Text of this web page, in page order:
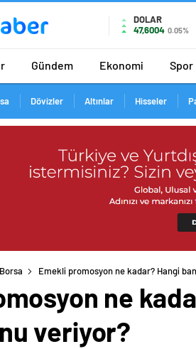
DOLAR
47,6004 0.05%
Gündem Ekonomi Spor
Dövizler Altınlar Hisseler
Borsa Emekli promosyon ne kadar? Hangi
ne
veriyor?